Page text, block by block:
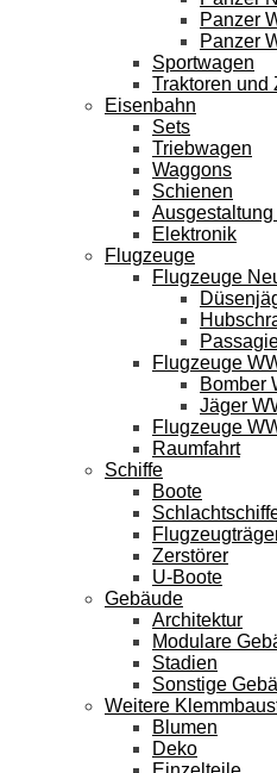
Panzer
Panzer
Sportwagen
Traktoren und
Eisenbahn
Sets
Triebwagen
Waggons
Schienen
Elektronik
Flugzeuge
Flugzeuge
Flugzeuge WW
Bomber
Jäger
Flugzeuge WW
Raumfahrt
Schiffe
Boote
Zerstörer
U-Boote
Gebäude
Architektur
Modulare
Stadien
Sonstige
Weitere
Blumen
Deko